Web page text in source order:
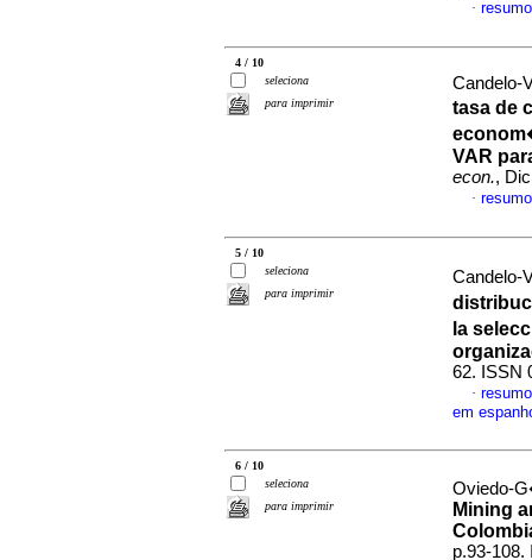
·
4 / 10
seleciona
para imprimir
Candelo-
tasa de
VAR
econ.,
·
5 / 10
seleciona
para imprimir
Candelo-
la
62. ISSN
·
em
6 / 10
seleciona
para imprimir
Oviedo-
Mining
p.93-108.